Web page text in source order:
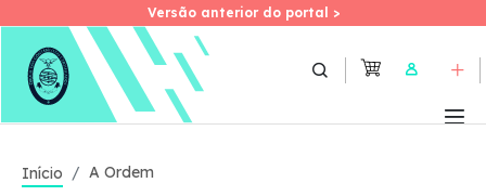
Skip
Versão anterior do portal >
Versão anterior do portal >
User
Início A Ordem